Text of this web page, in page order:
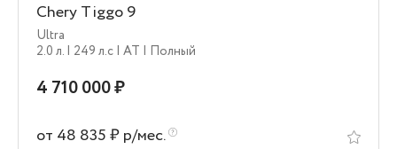
Chery Tiggo 9
Ultra
2.0 л. | 249 л.c | AT | Полный
4 710 000 ₽
от 48 835 ₽ р/мес.